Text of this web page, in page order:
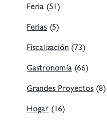
Feria (51)
Ferias(5)
Fiscalización(73)
Gastronomía(66)
Grandes Proyectos(8)
Hogar (16)